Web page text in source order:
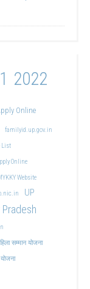
2022
Online
familyid.up.gov.in
List
Online
Website
UP
सम्मान योजना